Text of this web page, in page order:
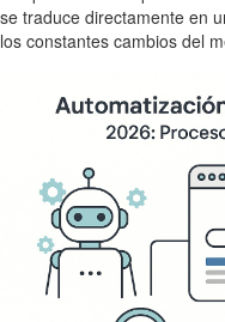
se traduce directamente en
los constantes cambios del